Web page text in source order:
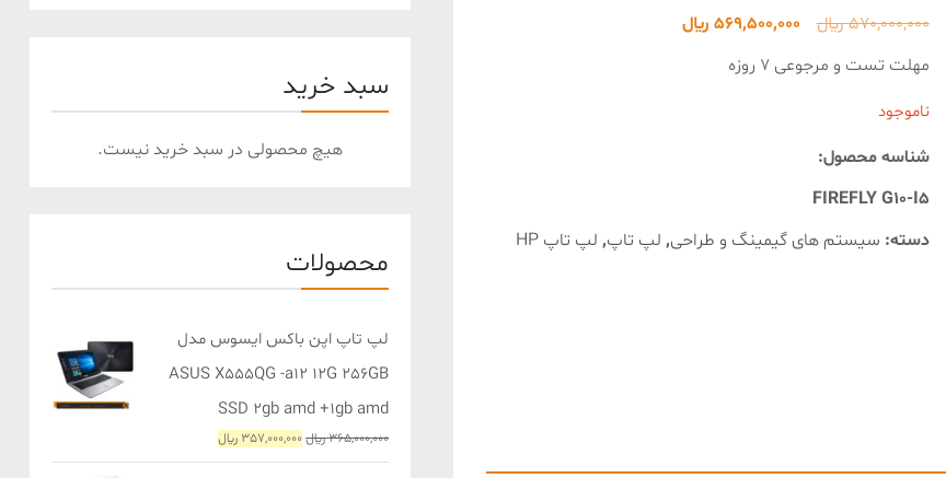
570,000,000﷼
قیمت
اصلی
569,500,000 ﷼قیمت
مهلت تست و مرجوعی 7 روزه
ناموجود
شناسه محصول:
FIREFLY G10-I5
دسته: سیستم های گیمینگ و طراحی, لپ تاپ, لپ تاپ HP
سبد خرید
هیچ محصولی در سبد خرید نیست.
محصولات
لپ تاپ اپن باکس ایسوس مدل
ASUS X555QG -a12 12G 256GB
SSD 2gb amd +1gb amd
365,000,000﷼ قیمت
اصلی
357,000,000 ﷼قیمت
فعلی